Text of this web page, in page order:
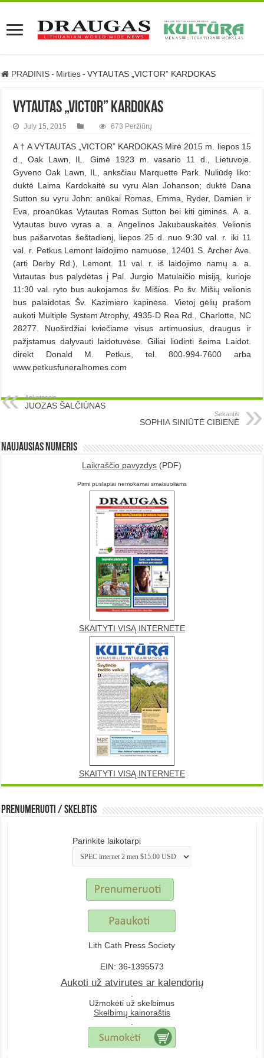
PRADINIS - Mirties - VYTAUTAS „VICTOR” KARDOKAS
VYTAUTAS „VICTOR” KARDOKAS
July 15, 2015 673 Peržiūrų
A † A VYTAUTAS „VICTOR” KARDOKAS Mirė 2015 m. liepos 15
d., Oak Lawn, IL. Gimė 1923 m. vasario 11 d., Lietuvoje.
Gyveno Oak Lawn, IL, anksčiau Marquette Park. Nuliūdę liko:
duktė Laima Kardokaitė su vyru Alan Johanson; duktė Dana
Sutton su vyru John: anūkai Romas, Emma, Ryder, Damien ir
Eva, proanūkas Vytautas Romas Sutton bei kiti giminės. A. a.
Vytautas buvo vyras a. a. Angelinos Jakubauskaitės. Velionis
bus pašarvotas šeštadienį, liepos 25 d. nuo 9:30 val. r. iki 11
val. r. Petkus Lemont laidojimo namuose, 12401 S. Archer Ave.
(arti Derby Rd.), Lemont. 11 val. r. iš laidojimo namų a. a.
Vutautas bus palydėtas į Pal. Jurgio Matulaičio misiją, kurioje
11:30 val. ryto bus aukojamos šv. Mišios. Po šv. Mišių velionis
bus palaidotas Šv. Kazimiero kapinėse. Vietoj gėlių prašom
aukoti Multiple System Atrophy, 4935-D Rea Rd., Charlotte, NC
28277. Nuoširdžiai kviečiame visus artimuosius, draugus ir
pažįstamus dalyvauti laidotuvėse. Giliai liūdinti šeima Laidot.
direkt Donald M. Petkus, tel. 800-994-7600 arba
www.petkusfuneralhomes.com
Ankstesnis
JUOZAS ŠALČIŪNAS
Sekantis
SOPHIA SINIŪTĖ CIBIENĖ
Naujausias numeris
Laikraščio pavyzdys (PDF)
Pirmi puslapiai nemokamai smalsuoliams
SKAITYTI VISĄ INTERNETE
SKAITYTI VISĄ INTERNETE
Prenumeruoti / Skelbtis
Parinkite laikotarpi
Lith Cath Press Society
EIN: 36-1395573
Aukoti už atvirutes ar kalendorių
Užmokėti už skelbimus
Skelbimų kainoraštis